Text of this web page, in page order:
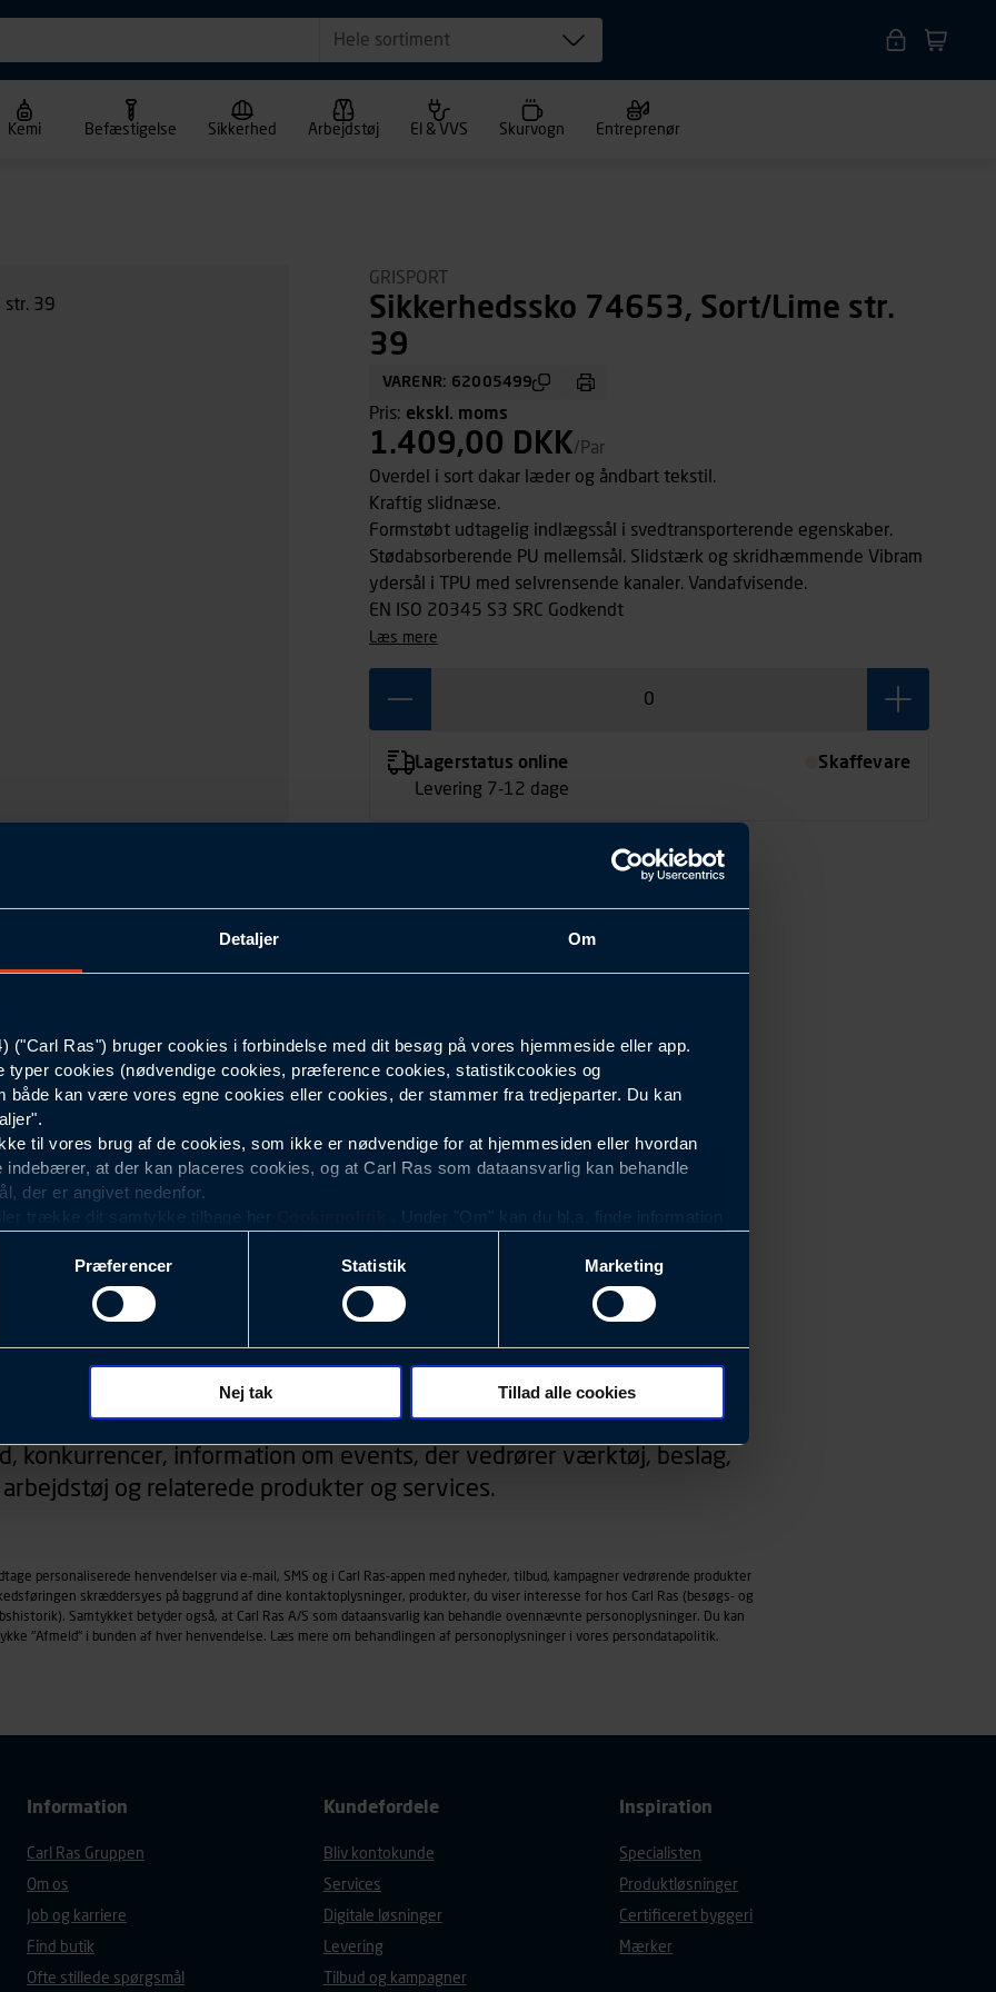
Detaljer Om
("Carl Ras") bruger cookies i forbindelse med dit besøg på vores hjemmeside eller app.
typer cookies (nødvendige cookies, præference cookies, statistikcookies og
både kan være vores egne cookies eller cookies, der stammer fra tredjeparter. Du kan
til vores brug af de cookies, som ikke er nødvendige for at hjemmesiden eller hvordan
indebærer, at der kan placeres cookies, og at Carl Ras som dataansvarlig kan behandle
der er angivet nedenfor.
trække dit samtykke tilbage her
. Under "Om" kan du bl.a. finde information
med det formål at optimere design, brugervenlighed og effektiviteten af vores
analyser af, hvilke oplysninger der er mest populære, og som derfor skal være nemme at
hvad der klikkes på, sider/indhold der besøges, browsertype, søgeord, IP-adresse,
(computer, smartphone mv.) samt de features, der anvendes.
sig på. Til dette formål behandles der personoplysninger om dit foretrukne sprog, og den
af vores platforme (hjemmeside og app), herunder færden på siderne, tidspunkt, hvad der
browsertype, søgeord, IP-adresse, informationer om enhedstype (computer,
der anvendes.
Præferencer Statistik Marketing
Nej tak Tillad alle cookies
Hele sortiment
Kemi Befæstigelse Sikkerhed Arbejdstøj El & VVS Skurvogn Entreprenør
39
Unisex
GRISPORT
Sikkerhedssko 74653, Sort/Lime str.
39
VARENR: 62005499
Pris: ekskl. moms
1.409,00 DKK/Par
Overdel i sort dakar læder og åndbart tekstil.
Kraftig slidnæse.
Formstøbt udtagelig indlægssål i svedtransporterende egenskaber.
Stødabsorberende PU mellemsål. Slidstærk og skridhæmmende Vibram
ydersål i TPU med selvrensende kanaler. Vandafvisende.
EN ISO 20345 S3 SRC Godkendt
læs mere
Lagerstatus online
Levering 7-12 dage
Skaffevare
Nyhedsbrev
konkurrencer, information om events, der vedrører værktøj, beslag,
arbejdstøj og relaterede produkter og services.
personaliserede henvendelser via e-mail, SMS og i Carl Ras-appen med nyheder, tilbud, kampagner vedrørende produkter
skræddersyes på baggrund af dine kontaktoplysninger, produkter, du viser interesse for hos Carl Ras (besøgs- og
Samtykket betyder også, at Carl Ras A/S som dataansvarlig kan behandle ovennævnte personoplysninger. Du kan
"Afmeld" i bunden af hver henvendelse. Læs mere om behandlingen af personoplysninger i vores persondatapolitik.
Information
Carl Ras Gruppen
Om os
Job og karriere
Find butik
Ofte stillede spørgsmål
Kundefordele
Bliv kontokunde
Services
Digitale løsninger
Levering
Tilbud og kampagner
Inspiration
Specialisten
Produktløsninger
Certificeret byggeri
Mærker